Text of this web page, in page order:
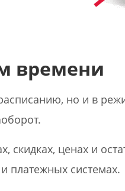
времени
но и в
скидках, ценах и
платежных системах.